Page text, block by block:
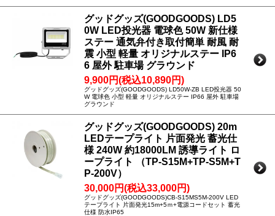
グッドグッズ(GOODGOODS) LD5
0W LED投光器 電球色 50W 新仕様
ステー 通気弁付き取付簡単 耐風 耐
震 小型 軽量 オリジナルステー IP6
6 屋外 駐車場 グラウンド
9,900円(税込10,890円)
グッドグッズ(GOODGOODS) LD50W-ZB LED投光器 50
W 電球色 小型 軽量 オリジナルステー IP66 屋外 駐車場
グラウンド
グッドグッズ(GOODGOODS) 20m
LEDテープライト 片面発光 蓄光仕
様 240W 約18000LM 誘導ライト ロ
ープライト （TP-S15M+TP-S5M+T
P-200V）
30,000円(税込33,000円)
グッドグッズ(GOODGOODS)CB-S15MS5M-200V LED
テープライト 片面発光15m+5ｍ+電源コードセット 蓄光
仕様 防水IP65